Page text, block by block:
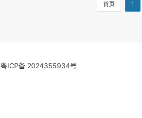
首页 1
粤ICP备 2024355934号